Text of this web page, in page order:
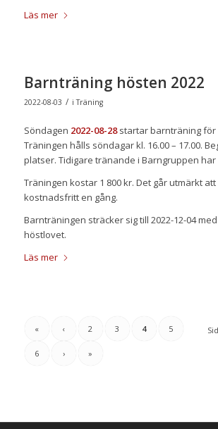
Läs mer
Barnträning hösten 2022
2022-08-03 / iTräning
Söndagen 2022-08-28startar barnträning för
Träningen hålls söndagar kl. 16.00 – 17.00.
platser. Tidigare tränande i Barngruppen
Träningen kostar 1 800 kr. Det går utmärkt
kostnadsfritt en gång.
Barnträningen sträcker sig till 2022-12-04
höstlovet.
Läs mer
« ‹ 2 3 4 5
6 › »